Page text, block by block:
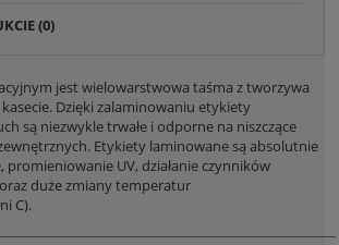
(0)
jest wielowarstwowa taśma z tworzywa
kasecie. Dzięki zalaminowaniu etykiety
są niezwykle trwałe i odporne na niszczące
Etykiety laminowane są absolutnie
promieniowanie UV, działanie czynników
duże zmiany temperatur
C).